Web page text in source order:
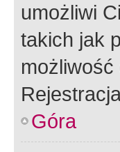
umożliwi
takich jak
Góra